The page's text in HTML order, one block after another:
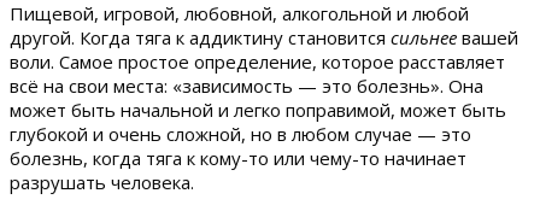
Пищевой, игровой, любовной, алкогольной и любой
другой. Когда тяга к аддиктину становится сильнее вашей
воли. Самое простое определение, которое расставляет
всё на свои места: «зависимость — это болезнь». Она
может быть начальной и легко поправимой, может быть
глубокой и очень сложной, но в любом случае — это
болезнь, когда тяга к кому-то или чему-то начинает
разрушать человека.